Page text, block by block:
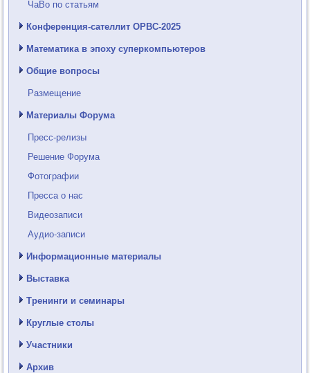
ЧаВо по статьям
Конференция-сателлит ОРВС-2025
Математика в эпоху суперкомпьютеров
Общие вопросы
Размещение
Материалы Форума
Пресс-релизы
Решение Форума
Фотографии
Пресса о нас
Видеозаписи
Аудио-записи
Информационные материалы
Выставка
Тренинги и семинары
Круглые столы
Участники
Архив